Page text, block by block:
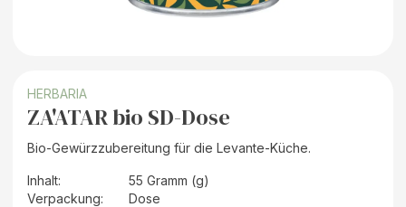
HERBARIA
ZA'ATAR bio SD-Dose
Bio-Gewürzzubereitung für die Levante-Küche.
Inhalt:
55 Gramm (g)
Verpackung:
Dose